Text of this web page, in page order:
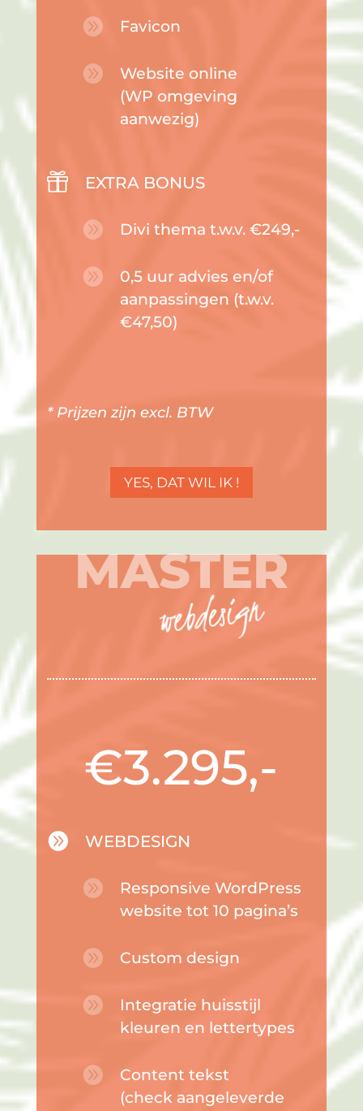
 Favicon

Website online
(WP omgeving
aanwezig)
 EXTRA BONUS
 Divi thema t.w.v. €249,-

0,5 uur advies en/of
aanpassingen (t.w.v.
€47,50)
* Prijzen zijn excl. BTW
YES, DAT WIL IK !
MASTER
webdesign
€3.295,-
 WEBDESIGN

Responsive WordPress
website tot 10 pagina’s
 Custom design

Integratie huisstijl
kleuren en lettertypes

Content tekst
(check aangeleverde